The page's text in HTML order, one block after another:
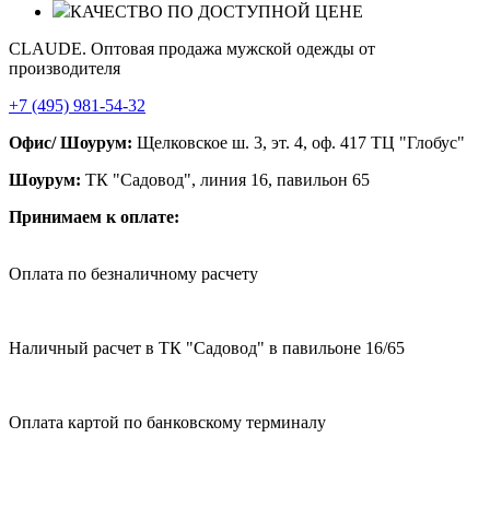
КАЧЕСТВО ПО ДОСТУПНОЙ ЦЕНЕ
CLAUDE. Оптовая продажа мужской одежды от
производителя
+7 (495) 981-54-32
Офис/ Шоурум: Щелковское ш. 3, эт. 4, оф. 417 ТЦ "Глобус"
Шоурум: ТК "Садовод", линия 16, павильон 65
Принимаем к оплате:
Оплата по безналичному расчету
Наличный расчет в ТК "Садовод" в павильоне 16/65
Оплата картой по банковскому терминалу